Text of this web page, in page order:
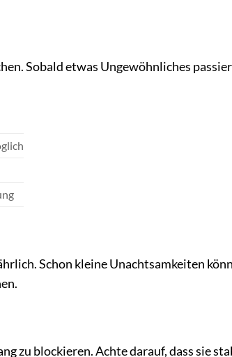
Sobald etwas Ungewöhnliches
Schon kleine Unachtsamkeiten
zu blockieren. Achte darauf, dass sie